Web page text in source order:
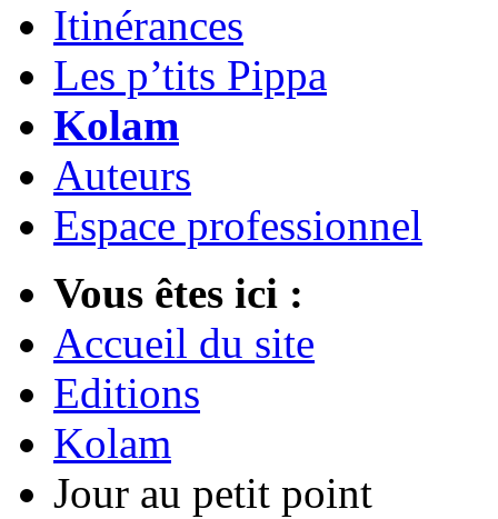
Itinérances
Les p’tits Pippa
Kolam
Auteurs
Espace professionnel
Vous êtes ici :
Accueil du site
Editions
Kolam
Jour au petit point